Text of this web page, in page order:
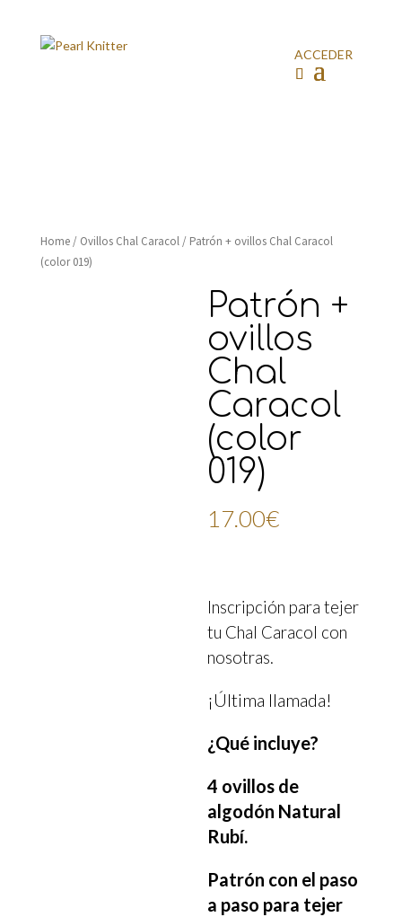
ACCEDER
Home/ Ovillos Chal Caracol/ Patrón + ovillos Chal Caracol
(color 019)
Patrón +
ovillos
Chal
Caracol
(color
019)
17.00€
Inscripción para tejer
tu Chal Caracol con
nosotras.
¡Última llamada!
¿Qué incluye?
4 ovillos de
algodón Natural
Rubí.
Patrón con el paso
a paso para tejer